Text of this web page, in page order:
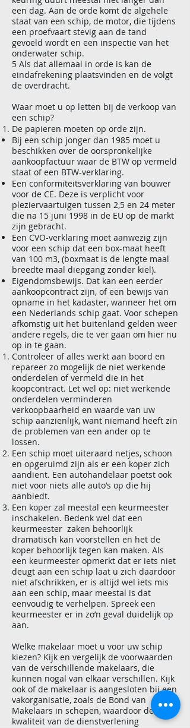
een dag. Aan de orde komt de algehele
staat van een schip, de motor, die tijdens
een proefvaart stevig aan de tand
gevoeld wordt en een inspectie van het
onderwater schip.
5 Als dat allemaal in orde is kan de
eindafrekening plaatsvinden en de volgt
de overdracht.
Waar moet u op letten bij de verkoop van
een schip?
De papieren moeten op orde zijn.
Bij een schip jonger dan 1985 moet u
beschikken over de oorspronkelijke
aankoopfactuur waar de BTW op vermeld
staat of een BTW-verklaring.
Een conformiteitsverklaring van bouwer
voor de CE. Deze is verplicht voor
pleziervaartuigen tussen 2,5 en 24 meter
die na 15 juni 1998 in de EU op de markt
zijn gebracht.
Een CVO-verklaring moet aanwezig zijn
voor een schip dat een box-maat heeft
van 100 m3, (boxmaat is de lengte maal
breedte maal diepgang zonder kiel).
Eigendomsbewijs. Dat kan een eerder
aankoopcontract zijn, of een bewijs van
opname in het kadaster, wanneer het om
een Nederlands schip gaat. Voor schepen
afkomstig uit het buitenland gelden weer
andere regels, die te ver gaan om hier nu
op in te gaan.
Controleer of alles werkt aan boord en
repareer zo mogelijk de niet werkende
onderdelen of vermeld die in het
koopcontract. Let wel op: niet werkende
onderdelen verminderen
verkoopbaarheid en waarde van uw
schip aanzienlijk, want niemand heeft zin
de problemen van een ander op te
lossen.
Een schip moet uiteraard netjes, schoon
en opgeruimd zijn als er een koper zich
aandient. Een autohandelaar poetst ook
niet voor niets alle auto’s op die hij
aanbiedt.
Een koper zal meestal een keurmeester
inschakelen. Bedenk wel dat een
keurmeester zaken behoorlijk
dramatisch kan voorstellen en het de
koper behoorlijk tegen kan maken. Als
een keurmeester opmerkt dat er iets niet
deugt aan een schip laat u zich daardoor
niet afschrikken, er is altijd wel iets mis
aan een schip, maar meestal is dat
eenvoudig te verhelpen. Spreek een
keurmeester er in zo’n geval duidelijk op
aan.
Welke makelaar moet u voor uw schip
kiezen? Kijk en vergelijk de voorwaarden
van de verschillende makelaars, die
kunnen nogal van elkaar verschillen. Kijk
ook of de makelaar is aangesloten bij een
vakorganisatie, zoals de Bond van
Makelaars in schepen, waardoor de
kwaliteit van de dienstverlening